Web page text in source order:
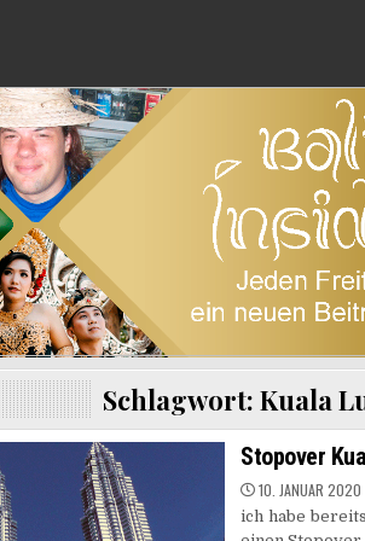
Schlagwort:Kuala
Stopover
10. JANUAR 2020
ich habe